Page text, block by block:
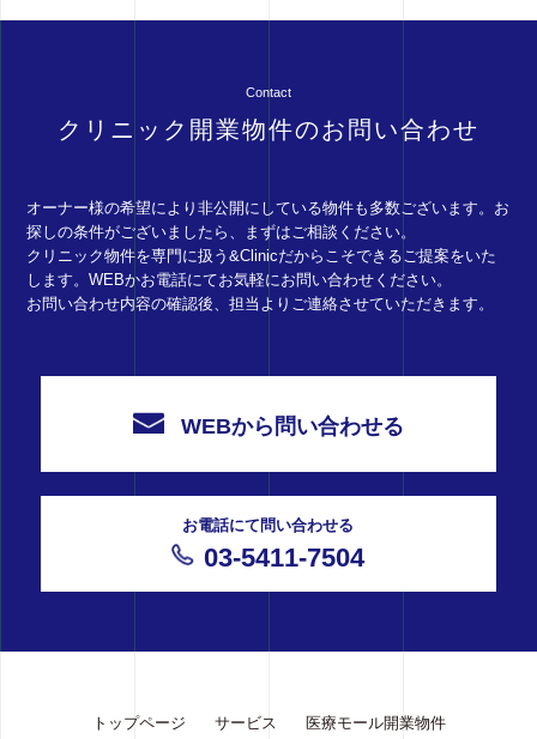
Contact
クリニック開業物件のお問い合わせ
オーナー様の希望により非公開にしている物件も多数ございます。お
探しの条件がございましたら、まずはご相談ください。
クリニック物件を専門に扱う&Clinicだからこそできるご提案をいた
します。WEBかお電話にてお気軽にお問い合わせください。
お問い合わせ内容の確認後、担当よりご連絡させていただきます。
WEBから問い合わせる
お電話にて問い合わせる
03-5411-7504
トップページ サービス 医療モール開業物件